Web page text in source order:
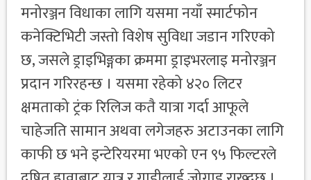
मनोरञ्जन विधाका लागि यसमा नयाँ स्मार्टफोन
कनेक्टिभिटी जस्तो विशेष सुविधा जडान गरिएको
छ, जसले ड्राइभिङ्गका क्रममा ड्राइभरलाइ मनोरञ्जन
प्रदान गरिरहन्छ । यसमा रहेको ४२० लिटर
क्षमताको ट्रंक रिलिज कतै यात्रा गर्दा आफूले
चाहेजति सामान अथवा लगेजहरु अटाउनका लागि
काफी छ भने इन्टेरियरमा भएको एन ९५ फिल्टरले